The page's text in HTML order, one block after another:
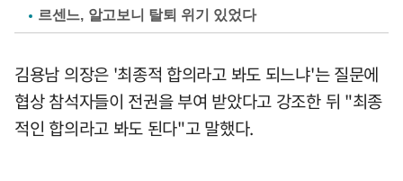
르센느, 알고보니 탈퇴 위기 있었다
김용남 의장은 '최종적 합의라고 봐도 되느냐'는 질문에
협상 참석자들이 전권을 부여 받았다고 강조한 뒤 "최종
적인 합의라고 봐도 된다"고 말했다.